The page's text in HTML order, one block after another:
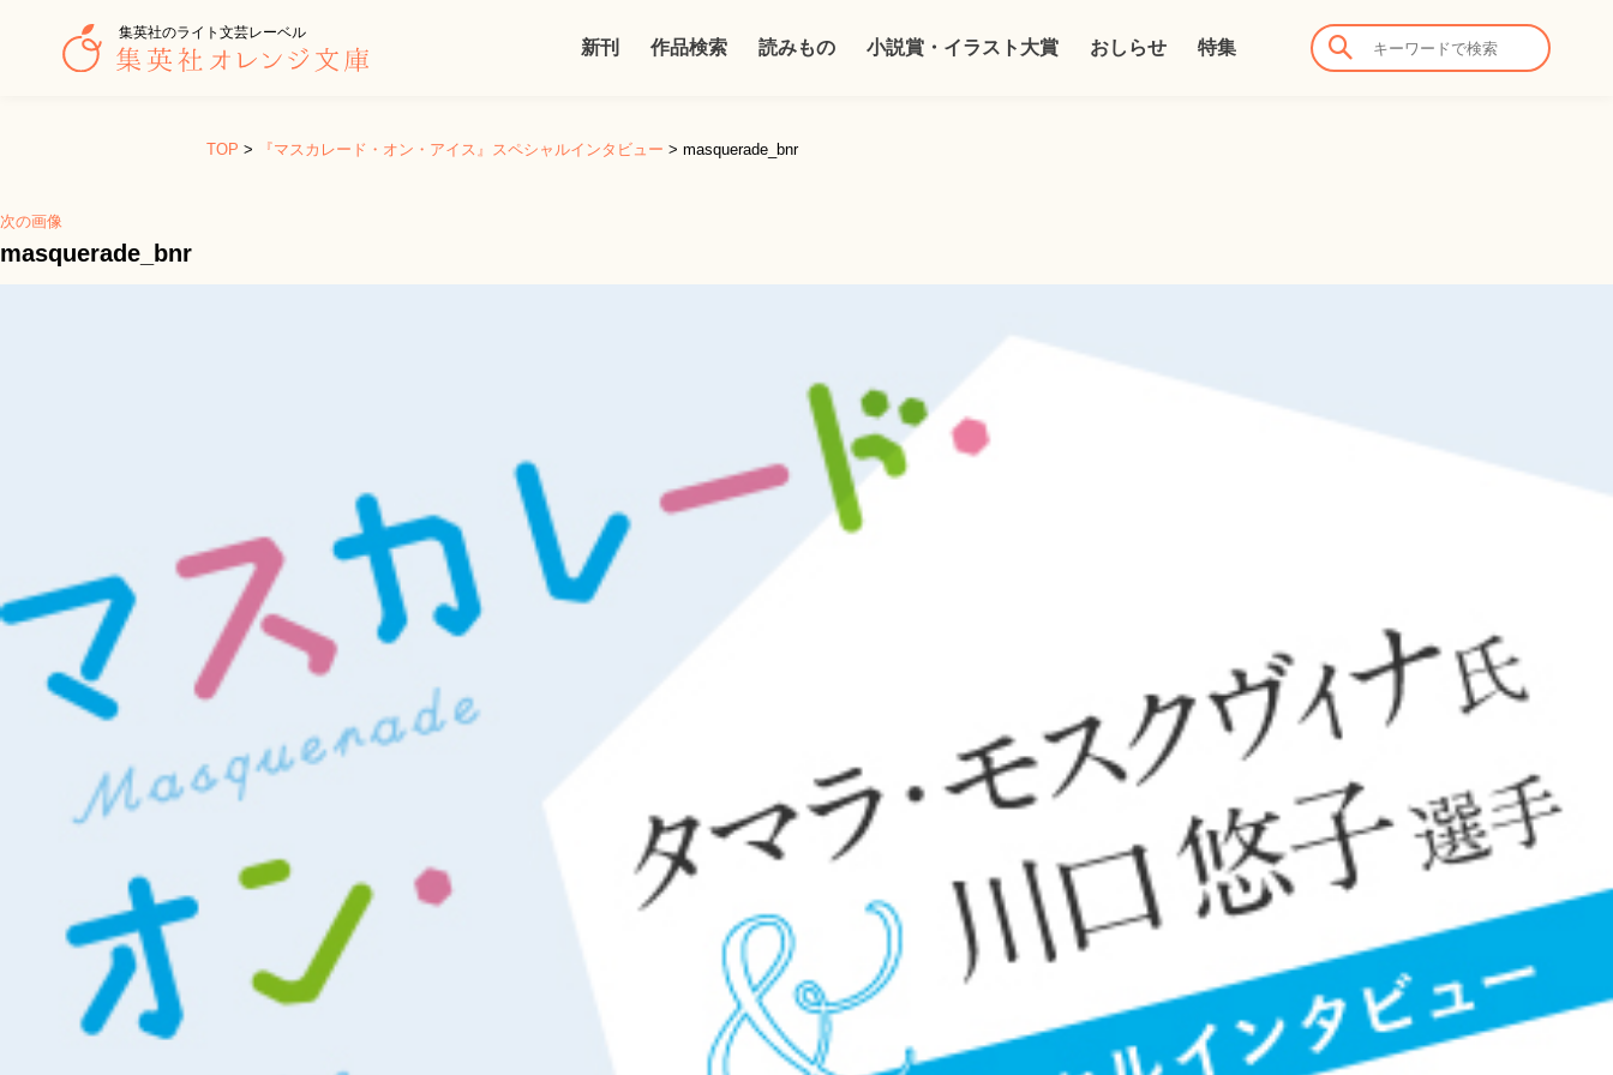
集英社のライト文芸レーベル
新刊 作品検索 読みもの 小説賞・イラスト大賞 おしらせ 特集
TOP > 『マスカレード・オン・アイス』スペシャルインタビュー > masquerade_bnr
次の画像
masquerade_bnr